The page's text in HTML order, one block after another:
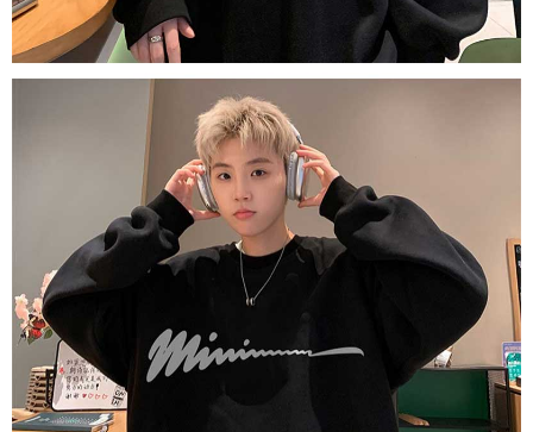
mengesahkan pembayaran, transaksi akan selesai.
3. Jumlah kelulusan sebenar, bilangan ansuran dan jumlah bayaran
adalah berdasarkan halaman pengesahan transaksi seterusnya.
4. Dalam masa 30 minit selepas pesanan ditubuhkan, jika tidak pergi
untuk mengesahkan transaksi atau jika tidak lulus semakan, pesanan
akan dibatalkan secara automatik. Jika terdapat situasi "pindah untuk
semakan khusus" yang tidak lulus, ini menunjukkan bahawa sistem
penilaian tidak mencukupi, tiada penjelasan mengenai kandungan
penilaian boleh diberikan.
【Penerangan Kaedah Pembayaran】
1. Pembayaran ansuran tidak digabungkan dalam bil telekomunikasi,
"Pembayaran Ansuran Gogo" akan menghantar SMS peringatan
pembayaran selepas tarikh penyelesaian bulanan.
2. Melalui pautan SMS untuk membuka bil, anda boleh memilih untuk
membayar melalui "Kod bar kedai serbaneka / Kedai rasmi Taiwan
Mobile / Pemindahan bank / Pembayaran J街口 / iPASS MONEY" dan
saluran lain.
【Nota Penting】